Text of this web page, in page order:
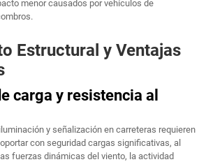
menor causados por vehículos de
Estructural y Ventajas
carga y resistencia al
y señalización en carreteras requieren
con seguridad cargas significativas, al
fuerzas dinámicas del viento, la actividad